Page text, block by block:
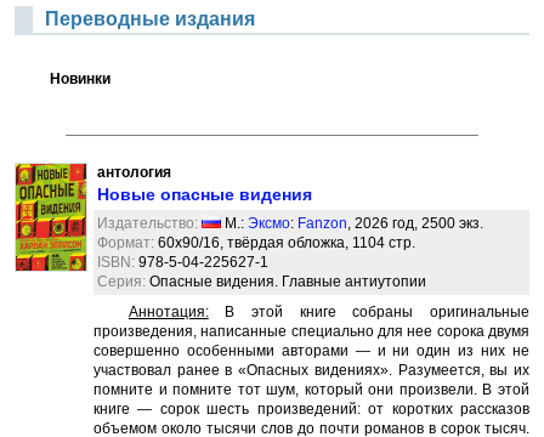
Переводные издания
Новинки
антология
Новые опасные видения
Издательство: М.: Эксмо: Fanzon, 2026 год, 2500 экз.
Формат: 60x90/16, твёрдая обложка, 1104 стр.
ISBN: 978-5-04-225627-1
Серия: Опасные видения. Главные антиутопии
Аннотация:В этой книге собраны оригинальные
произведения, написанные специально для нее сорока двумя
совершенно особенными авторами — и ни один из них не
участвовал ранее в «Опасных видениях». Разумеется, вы их
помните и помните тот шум, который они произвели. В этой
книге — сорок шесть произведений: от коротких рассказов
объемом около тысячи слов до почти романов в сорок тысяч.